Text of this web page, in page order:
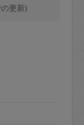
毎週定
でキャ
更新)